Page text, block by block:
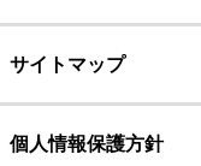
サイトマップ
個人情報保護方針